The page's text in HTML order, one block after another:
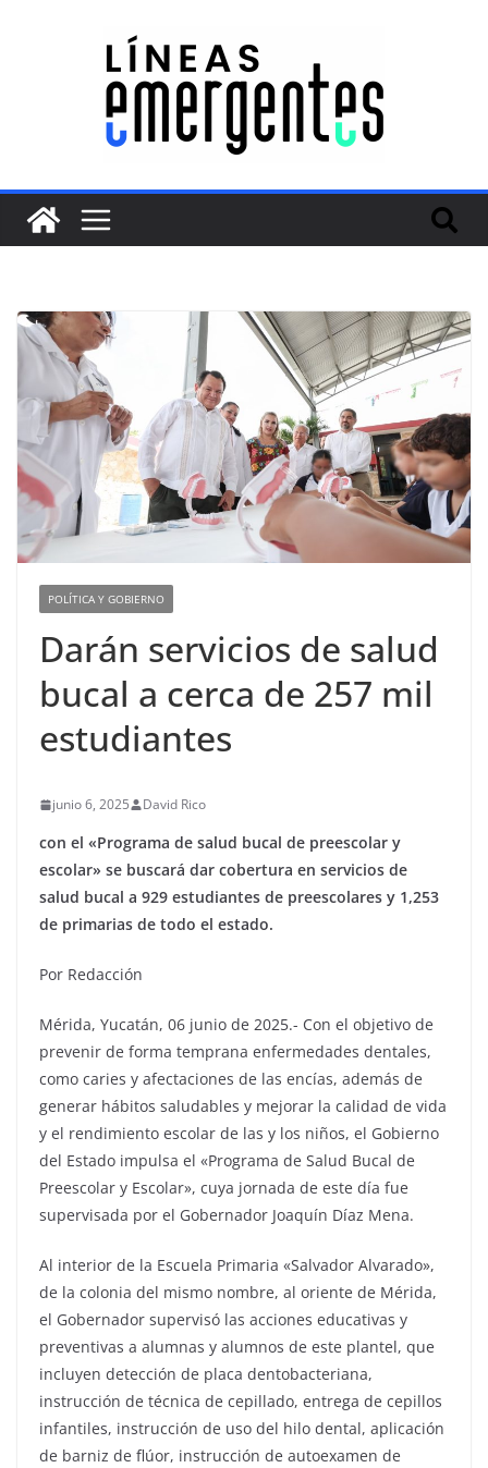
POLÍTICA Y GOBIERNO
Darán servicios de salud
bucal a cerca de 257 mil
estudiantes
junio 6, 2025 David Rico
con el «Programa de salud bucal de preescolar y
escolar» se buscará dar cobertura en servicios de
salud bucal a 929 estudiantes de preescolares y 1,253
de primarias de todo el estado.
Por Redacción
Mérida, Yucatán, 06 junio de 2025.- Con el objetivo de
prevenir de forma temprana enfermedades dentales,
como caries y afectaciones de las encías, además de
generar hábitos saludables y mejorar la calidad de vida
y el rendimiento escolar de las y los niños, el Gobierno
del Estado impulsa el «Programa de Salud Bucal de
Preescolar y Escolar», cuya jornada de este día fue
supervisada por el Gobernador Joaquín Díaz Mena.
Al interior de la Escuela Primaria «Salvador Alvarado»,
de la colonia del mismo nombre, al oriente de Mérida,
el Gobernador supervisó las acciones educativas y
preventivas a alumnas y alumnos de este plantel, que
incluyen detección de placa dentobacteriana,
instrucción de técnica de cepillado, entrega de cepillos
infantiles, instrucción de uso del hilo dental, aplicación
de barniz de flúor, instrucción de autoexamen de